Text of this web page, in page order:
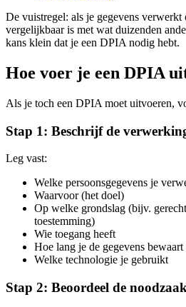
De vuistregel: als je gegevens verwerkt
vergelijkbaar is met wat duizenden
kans klein dat je een DPIA nodig hebt.
Hoe voer je een DPIA
Als je toch een DPIA moet uitvoeren,
Stap 1: Beschrijf de
Leg vast:
Welke persoonsgegevens je
Waarvoor (het doel)
Op welke grondslag (bijv.
toestemming)
Wie toegang heeft
Hoe lang je de gegevens bewaart
Welke technologie je gebruikt
Stap 2: Beoordeel de